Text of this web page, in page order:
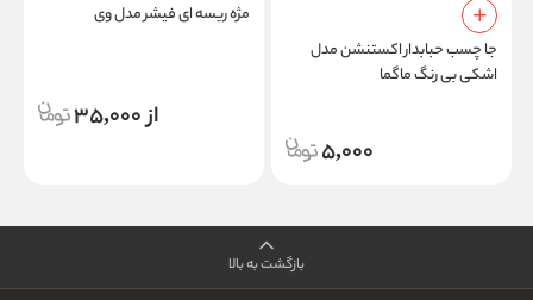
جا چسب حبابدار اکستنشن مدل
اشکی بی رنگ ماگما
5,000
مژه ریسه ای فیشر مدل وی
از 35,000
بازگشت به بالا